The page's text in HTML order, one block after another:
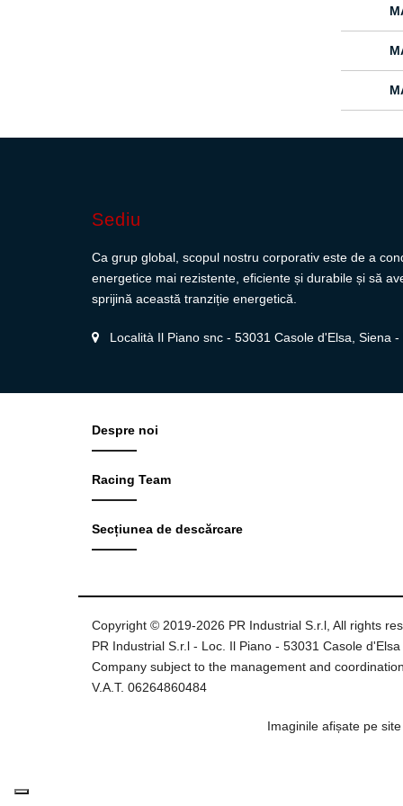
Sediu
Ca grup global, scopul nostru corporativ este de a
energetice mai rezistente, eficiente și durabile și să
sprijină această tranziție energetică.
Località Il Piano snc - 53031 Casole d'Elsa, Siena -
Despre noi
Racing Team
Secțiunea de descărcare
Copyright © 2019-2026 PR Industrial S.r.l, All rights
PR Industrial S.r.l - Loc. Il Piano - 53031 Casole d'Elsa
Company subject to the management and
V.A.T. 06264860484
Imaginile afișate pe